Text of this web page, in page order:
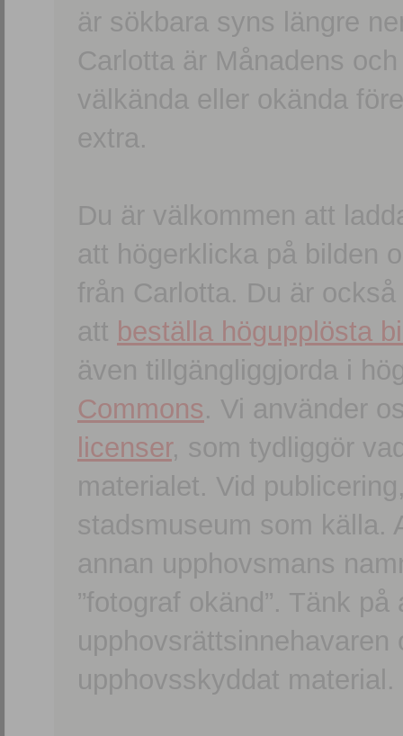
är sökbara syns längre
Carlotta är Månadens
välkända eller okända
extra.
Du är välkommen att
att högerklicka på bilden
från Carlotta. Du är
att beställa högupplösta
även tillgängliggjorda i
Commons. Vi använder
licenser, som tydliggör
materialet. Vid
stadsmuseum som källa.
annan upphovsmans
”fotograf okänd”. Tänk
upphovsskyddat material.